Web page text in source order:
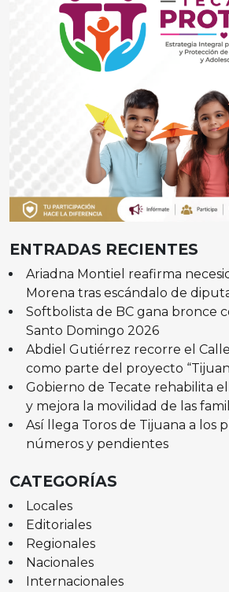
ENTRADAS RECIENTES
Ariadna Montiel reafirma
Morena tras escándalo de
Softbolista de BC gana bronce
Santo Domingo 2026
Abdiel Gutiérrez recorre el
como parte del proyecto
Gobierno de Tecate rehabilita
y mejora la movilidad de las
Así llega Toros de Tijuana a los
números y pendientes
CATEGORÍAS
Locales
Editoriales
Regionales
Nacionales
Internacionales